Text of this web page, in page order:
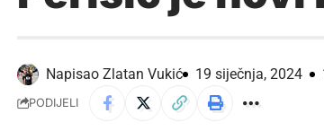
Napisao Zlatan Vukić 19 siječnja, 2024
PODIJELI